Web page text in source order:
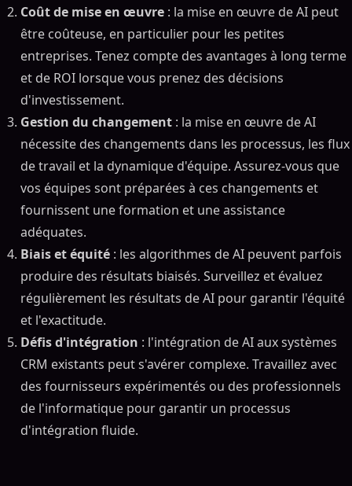
Coût de mise en œuvre : la mise en œuvre de AI peut
être coûteuse, en particulier pour les petites
entreprises. Tenez compte des avantages à long terme
et de ROI lorsque vous prenez des décisions
d'investissement.
Gestion du changement : la mise en œuvre de AI
nécessite des changements dans les processus, les flux
de travail et la dynamique d'équipe. Assurez-vous que
vos équipes sont préparées à ces changements et
fournissent une formation et une assistance
adéquates.
Biais et équité : les algorithmes de AI peuvent parfois
produire des résultats biaisés. Surveillez et évaluez
régulièrement les résultats de AI pour garantir l'équité
et l'exactitude.
Défis d'intégration : l'intégration de AI aux systèmes
CRM existants peut s'avérer complexe. Travaillez avec
des fournisseurs expérimentés ou des professionnels
de l'informatique pour garantir un processus
d'intégration fluide.